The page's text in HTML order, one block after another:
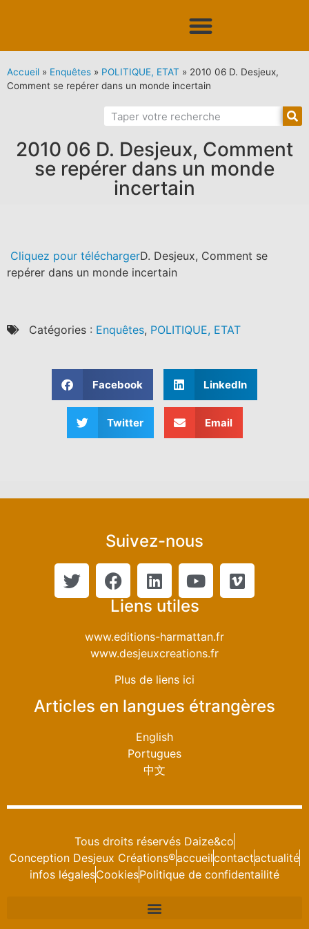
Accueil » Enquêtes » POLITIQUE, ETAT » 2010 06 D. Desjeux,
Comment se repérer dans un monde incertain
2010 06 D. Desjeux, Comment
se repérer dans un monde
incertain
Cliquez pour téléchargerD. Desjeux, Comment se
repérer dans un monde incertain
Catégories : Enquêtes, POLITIQUE, ETAT
Facebook LinkedIn
Twitter Email
Suivez-nous
Liens utiles
www.editions-harmattan.fr
www.desjeuxcreations.fr
Plus de liens ici
Articles en langues étrangères
English
Portugues
中文
Tous droits réservés Daize&co
Conception Desjeux Créations®accueilcontactactualité
infos légalesCookiesPolitique de confidentailité